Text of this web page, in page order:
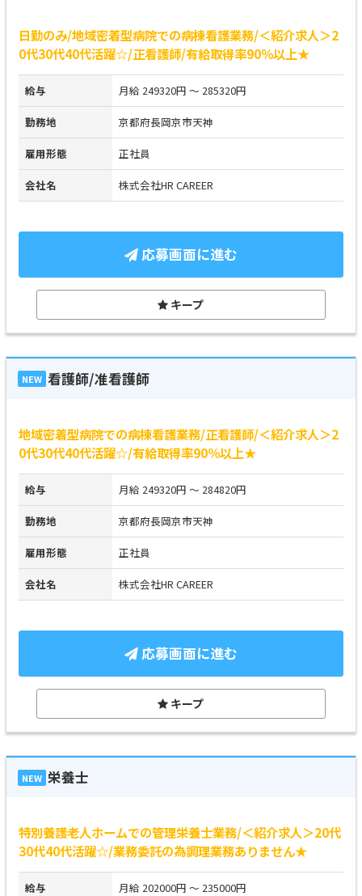
日勤のみ/地域密着型病院での病棟看護業務/＜紹介求人＞2
0代30代40代活躍☆/正看護師/有給取得率90％以上★
給与 月給 249320円 ～ 285320円
勤務地 京都府長岡京市天神
雇用形態 正社員
会社名 株式会社HR CAREER
応募画面に進む
キープ
NEW 看護師/准看護師
地域密着型病院での病棟看護業務/正看護師/＜紹介求人＞2
0代30代40代活躍☆/有給取得率90％以上★
給与 月給 249320円 ～ 284820円
勤務地 京都府長岡京市天神
雇用形態 正社員
会社名 株式会社HR CAREER
応募画面に進む
キープ
NEW 栄養士
特別養護老人ホームでの管理栄養士業務/＜紹介求人＞20代
30代40代活躍☆/業務委託の為調理業務ありません★
給与 月給 202000円 ～ 235000円